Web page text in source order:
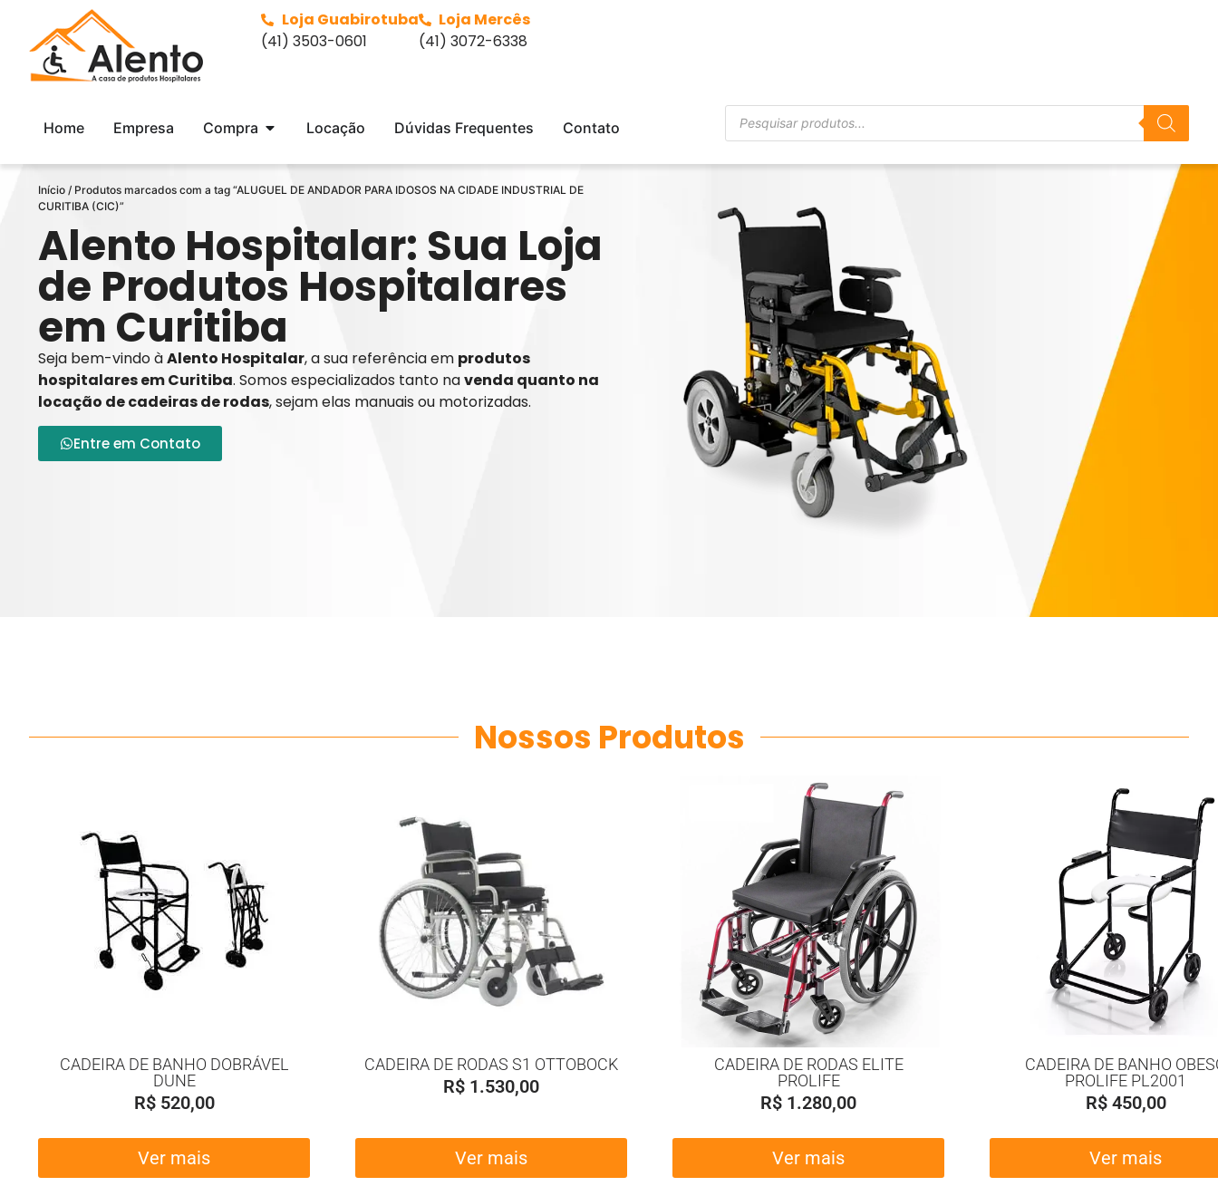
Loja Guabirotuba
(41) 3503-0601
Loja Mercês
(41) 3072-6338
Home Empresa Compra Locação Dúvidas Frequentes Contato
Início / Produtos marcados com a tag “ALUGUEL DE ANDADOR PARA IDOSOS NA CIDADE INDUSTRIAL DE
CURITIBA (CIC)”
Alento Hospitalar: Sua Loja
de Produtos Hospitalares
em Curitiba
Seja bem-vindo àAlento Hospitalar, a sua referência em produtos
hospitalares em Curitiba. Somos especializados tanto navenda quanto na
locação de cadeiras de rodas, sejam elas manuais ou motorizadas.
Entre em Contato
Nossos Produtos
CADEIRA DE BANHO DOBRÁVEL
DUNE
R$520,00
Ver mais
CADEIRA DE RODAS S1 OTTOBOCK
R$ 1.530,00
Ver mais
CADEIRA DE RODAS ELITE
PROLIFE
R$ 1.280,00
Ver mais
CADEIRA DE BANHO
PROLIFE PL2001
R$450,00
Ver mais